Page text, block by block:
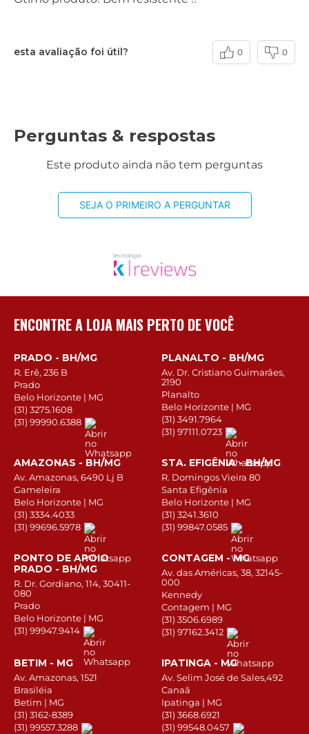
esta avaliação foi útil? 0 0
Perguntas & respostas
Este produto ainda não tem perguntas
SEJA O PRIMEIRO A PERGUNTAR
ENCONTRE A LOJA MAIS PERTO DE VOCÊ
PRADO - BH/MG
R. Erê, 236 B
Prado
Belo Horizonte | MG
(31) 3275.1608
(31) 99990.6388
PLANALTO - BH/MG
Av. Dr. Cristiano Guimarães,
2190
Planalto
Belo Horizonte | MG
(31) 3491.7964
(31) 97111.0723
AMAZONAS - BH/MG
Av. Amazonas, 6490 Lj B
Gameleira
Belo Horizonte | MG
(31) 3334.4033
(31) 99696.5978
STA. EFIGÊNIA - BH/MG
R. Domingos Vieira 80
Santa Efigênia
Belo Horizonte | MG
(31) 3241.3610
(31) 99847.0585
PONTO DE APOIO
PRADO - BH/MG
R. Dr. Gordiano, 114, 30411-
080
Prado
Belo Horizonte | MG
(31) 99947.9414
CONTAGEM - MG
Av. das Américas, 38, 32145-
000
Kennedy
Contagem | MG
(31) 3506.6989
(31) 97162.3412
BETIM - MG
Av. Amazonas, 1521
Brasiléia
Betim | MG
(31) 3162-8389
(31) 99557.3288
IPATINGA - MG
Av. Selim José de Sales,492
Canaã
Ipatinga | MG
(31) 3668.6921
(31) 99548.0457